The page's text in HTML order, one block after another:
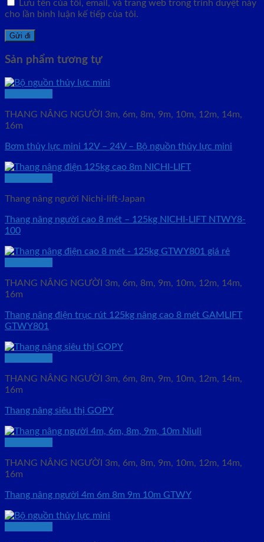
Lưu tên của tôi, email, và trang web trong trình duyệt này
cho lần bình luận kế tiếp của tôi.
Sản phẩm tương tự
THANG NÂNG NGƯỜI 3m, 6m, 8m, 9m, 10m, 12m, 14m,
16m
Bơm thủy lực mini 12V – 24V – Bộ nguồn thủy lực mini
Thang nâng người Nichi-lift-Japan
Thang nâng người cao 8 mét – 125kg NICHI-LIFT NTWY8-
100
THANG NÂNG NGƯỜI 3m, 6m, 8m, 9m, 10m, 12m, 14m,
16m
Thang nâng điện trục rút 125kg nâng cao 8 mét GAMLIFT
GTWY801
THANG NÂNG NGƯỜI 3m, 6m, 8m, 9m, 10m, 12m, 14m,
16m
Thang nâng siêu thị GOPY
THANG NÂNG NGƯỜI 3m, 6m, 8m, 9m, 10m, 12m, 14m,
16m
Thang nâng người 4m 6m 8m 9m 10m GTWY